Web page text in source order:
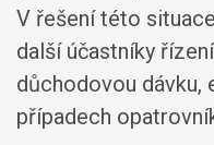
V řešení této
další účastníky
důchodovou dávku,
případech